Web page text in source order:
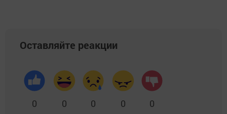
Оставляйте реакции
0 0 0 0 0